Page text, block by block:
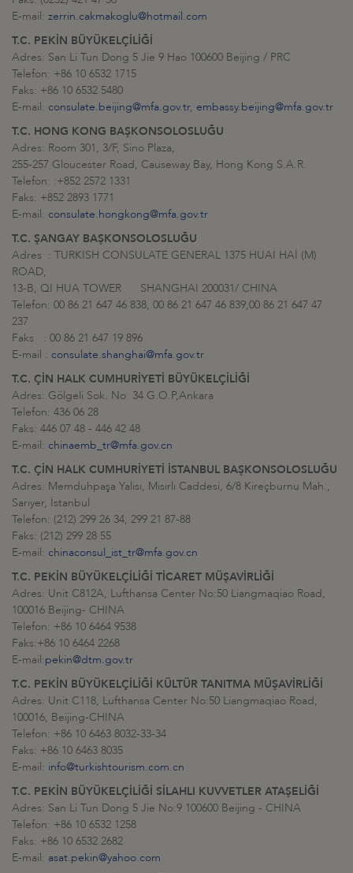
E-mail: zerrin.cakmakoglu@hotmail.com
T.C. PEKİN BÜYÜKELÇİLİĞİ
Adres: San Li Tun Dong 5 Jie 9 Hao 100600 Beijing / PRC
Telefon: +86 10 6532 1715
Faks: +86 10 6532 5480
E-mail: consulate.beijing@mfa.gov.tr, embassy.beijing@mfa.gov.tr
T.C. HONG KONG BAŞKONSOLOSLUĞU
Adres: Room 301, 3/F, Sino Plaza,
255-257 Gloucester Road, Causeway Bay, Hong Kong S.A.R.
Telefon: :+852 2572 1331
Faks: +852 2893 1771
E-mail: consulate.hongkong@mfa.gov.tr
T.C. ŞANGAY BAŞKONSOLOSLUĞU
Adres : TURKISH CONSULATE GENERAL 1375 HUAI HAİ (M)
ROAD,
13-B, QI HUA TOWER SHANGHAI 200031/ CHINA
Telefon: 00 86 21 647 46 838, 00 86 21 647 46 839,00 86 21 647 47
237
Faks : 00 86 21 647 19 896
E-mail : consulate.shanghai@mfa.gov.tr
T.C. ÇİN HALK CUMHURİYETİ BÜYÜKELÇİLİĞİ
Adres: Gölgeli Sok. No: 34 G.O.P,Ankara
Telefon: 436 06 28
Faks: 446 07 48 - 446 42 48
E-mail: chinaemb_tr@mfa.gov.cn
T.C. ÇİN HALK CUMHURİYETİ İSTANBUL BAŞKONSOLOSLUĞU
Adres: Memduhpaşa Yalısı, Mısırlı Caddesi, 6/8 Kireçburnu Mah.,
Sarıyer, İstanbul
Telefon: (212) 299 26 34, 299 21 87-88
Faks: (212) 299 28 55
E-mail: chinaconsul_ist_tr@mfa.gov.cn
T.C. PEKİN BÜYÜKELÇİLİĞİ TİCARET MÜŞAVİRLİĞİ
Adres: Unit C812A, Lufthansa Center No:50 Liangmaqiao Road,
100016 Beijing- CHINA
Telefon: +86 10 6464 9538
Faks:+86 10 6464 2268
E-mail:pekin@dtm.gov.tr
T.C. PEKİN BÜYÜKELÇİLİĞİ KÜLTÜR TANITMA MÜŞAVİRLİĞİ
Adres: Unit C118, Lufthansa Center No:50 Liangmaqiao Road,
100016, Beijing-CHINA
Telefon: +86 10 6463 8032-33-34
Faks: +86 10 6463 8035
E-mail: info@turkishtourism.com.cn
T.C. PEKİN BÜYÜKELÇİLİĞİ SİLAHLI KUVVETLER ATAŞELİĞİ
Adres: San Li Tun Dong 5 Jie No:9 100600 Beijing - CHINA
Telefon: +86 10 6532 1258
Faks: +86 10 6532 2682
E-mail: asat.pekin@yahoo.com